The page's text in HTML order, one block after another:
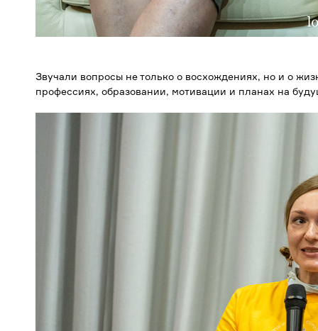
Звучали вопросы не только о восхождениях, но и о
профессиях, образовании, мотивации и планах на